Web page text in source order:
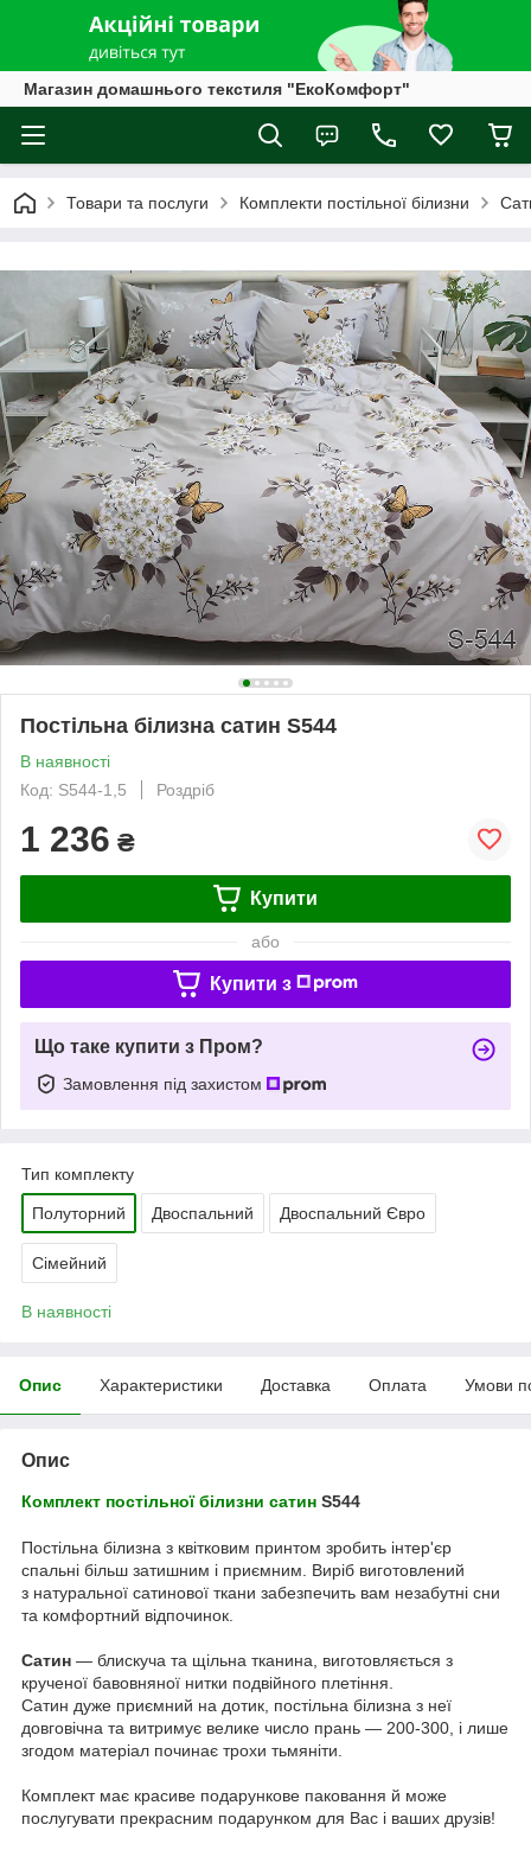
Магазин домашнього текстиля "ЕкоКомфорт"
Товари та послуги Комплекти постільної білизни
Постільна білизна сатин S544
В наявності
Код: S544-1,5
Роздріб
1 236 ₴
Купити
або
Купити з
Що таке купити з Пром?
Замовлення під захистом
Тип комплекту
Полуторний Двоспальний Двоспальний Євро
Сімейний
В наявності
Опис Характеристики Доставка Оплата Умови
Опис
Комплект постільної білизни сатин S544
Постільна білизна з квітковим принтом зробить інтер'єр
спальні більш затишним і приємним. Виріб виготовлений
з натуральної сатинової ткани забезпечить вам незабутні сни
та комфортний відпочинок.
Сатин — блискуча та щільна тканина, виготовляється з
крученої бавовняної нитки подвійного плетіння.
Сатин дуже приємний на дотик, постільна білизна з неї
довговічна та витримує велике число прань — 200-300, і лише
згодом матеріал починає трохи тьмяніти.
Комплект має красиве подарункове паковання й може
послугувати прекрасним подарунком для Вас і ваших друзів!